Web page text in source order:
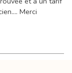
Merci